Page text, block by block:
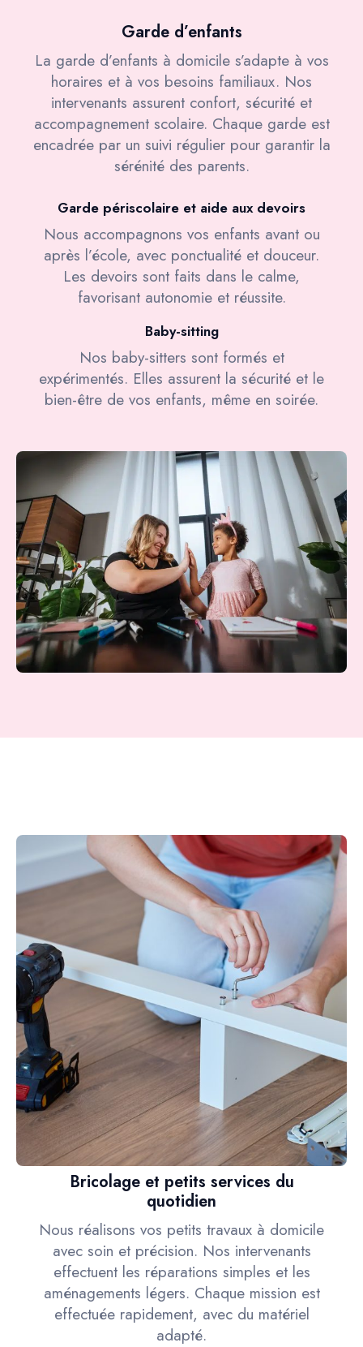
Garde d’enfants
La garde d’enfants à domicile s’adapte à vos
horaires et à vos besoins familiaux. Nos
intervenants assurent confort, sécurité et
accompagnement scolaire. Chaque garde est
encadrée par un suivi régulier pour garantir la
sérénité des parents.
Garde périscolaire et aide aux devoirs
Nous accompagnons vos enfants avant ou
après l’école, avec ponctualité et douceur.
Les devoirs sont faits dans le calme,
favorisant autonomie et réussite.
Baby-sitting
Nos baby-sitters sont formés et
expérimentés. Elles assurent la sécurité et le
bien-être de vos enfants, même en soirée.
Bricolage et petits services du
quotidien
Nous réalisons vos petits travaux à domicile
avec soin et précision. Nos intervenants
effectuent les réparations simples et les
aménagements légers. Chaque mission est
effectuée rapidement, avec du matériel
adapté.